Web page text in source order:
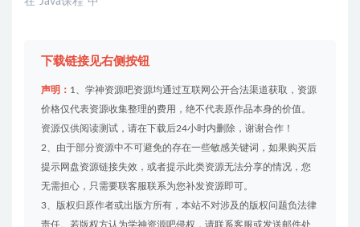
下载链接见右侧按钮
声明： 1、学神资源吧资源均通过互联网公开合法渠道获取，资源
价格仅代表资源收集整理的费用，绝不代表原作品本身的价值。
资源仅供阅读测试，请在下载后24小时内删除，谢谢合作！
2、由于部分资源中不可避免的存在一些敏感关键词，如果购买后
提示网盘资源链接失效，或者提示此类资源无法分享的情况，您
无需担心，只需要联客服联系为您补发资源即可。
3、版权归原作者或出版方所有，本站不对涉及的版权问题负法律
责任。若版权方认为学神资源吧侵权，请联系客服或发送邮件处